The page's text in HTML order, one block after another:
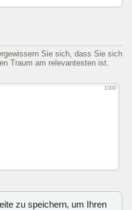
Sie sich, dass Sie sich
Traum am relevantesten ist.
1000
zu speichern, um Ihren